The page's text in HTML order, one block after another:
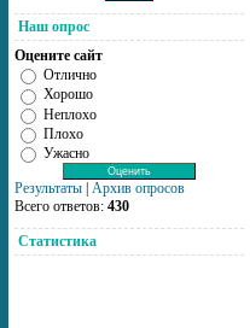
Наш опрос
Оцените сайт
Отлично
Хорошо
Неплохо
Плохо
Ужасно
Результаты Архив опросов
Всего ответов: 430
Статистика